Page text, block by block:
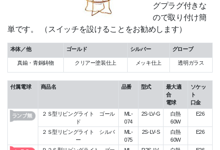
グプラグ付きな
ので取り付け簡
単です。 （スイッチを設けることをお勧めします）
本体／他 ゴールド シルバー グローブ
真鍮・青銅鋳物 クリアー塗装仕上 メッキ仕上 透明ガラス
付属電球 商品名 品番 型式
最大適
合
電球
ソケッ
ト
口金
２Ｓ型リビングライト ゴール
ド
ML-
074
2S-LV-G
白熱
60W
E26
２Ｓ型リビングライト シルバ
ー
ML-
075
2S-LV-S
白熱
60W
E26